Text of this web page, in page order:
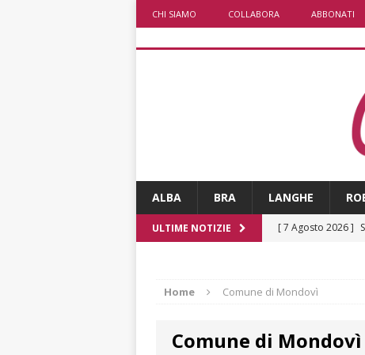
CHI SIAMO COLLABORA ABBONATI
ALBA BRA LANGHE
ULTIME NOTIZIE [ 7 Agosto 2026 ]
[ 7 Agosto 2026 ]
Home Comune di Mondovì
Comune di Mondovì